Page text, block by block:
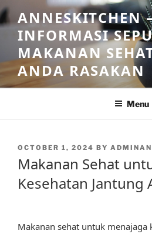
Skip
to
content
ANNESKITCHEN
INFORMASI
MAKANAN
ANDA RASAKAN
Menu
POSTED
OCTOBER 1, 2024 BY
Makanan Sehat
Kesehatan Jantung
Makanan sehat untuk menajaga